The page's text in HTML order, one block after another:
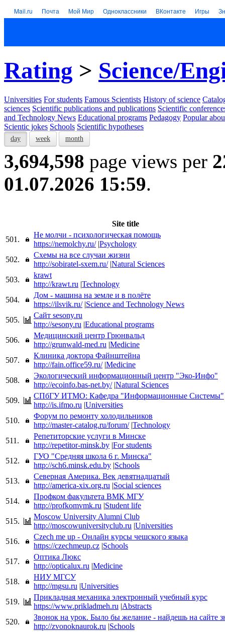
Mail.ru Почта Мой Мир Одноклассники ВКонтакте Игры
Rating > Science/
Universities For students Famous Scientists History of science
sciences Scientific publications and publications Scientific
and Technology News Educational programs Pedagogy Popular
Scientic jokes Schools Scientific hypotheses
day week month
3,694,598 page views per
01.07.2026 15:59.
Site title
501.
Не молчи - психологическая помощь
https://nemolchy.ru/ |Psychology
502.
Схемы на все случаи жизни
http://sobiratel-sxem.ru/ |Natural Sciences
503.
krawt
http://krawt.ru |Technology
504.
Дом - машина на земле и в полёте
https://ilsvik.ru/ |Science and Technology News
505.
Сайт sesony.ru
http://sesony.ru |Educational programs
506.
Медицинский центр Грюнвальд
http://grunwald-med.ru |Medicine
507.
Клиника доктора Файнштейна
http://fain.office59.ru/ |Medicine
508.
Экологический информационный центр "Эко-Инфо"
http://ecoinfo.bas-net.by/ |Natural Sciences
509.
СПбГУ ИТМО: Кафедра "Информационные Системы"
http://is.ifmo.ru |Universities
510.
Форум по ремонту холодильников
http://master-catalog.ru/forum/ |Technology
511.
Репетиторские услуги в Минске
http://repetitor-minsk.by |For students
512.
ГУО "Средняя школа 6 г. Минска"
http://sch6.minsk.edu.by |Schools
513.
Cеверная Америка. Век девятнадцатый
http://america-xix.org.ru |Social sciences
514.
Профком факультета ВМК МГУ
http://profkomvmk.ru |Student life
515.
Moscow University Alumni Club
http://moscowuniversityclub.ru |Universities
516.
Czech me up - Онлайн курсы чешского языка
https://czechmeup.cz |Schools
517.
Оптика Люкс
http://opticalux.ru |Medicine
518.
НИУ МГСУ
http://mgsu.ru |Universities
519.
Прикладная механика электронный учебный курс
https://www.prikladmeh.ru |Abstracts
520.
Звонок на урок. Было бы желание - найдешь на сайте
http://zvonoknaurok.ru |Schools